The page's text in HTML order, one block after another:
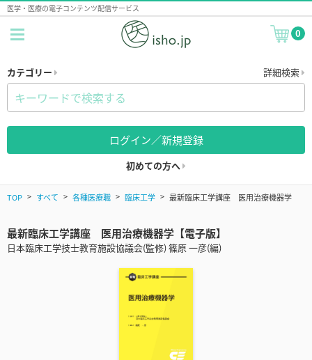
医学・医療の電子コンテンツ配信サービス
0
カテゴリー 詳細検索
ログイン／新規登録
初めての方へ
TOP すべて 各種医療職 臨床工学 最新臨床工学講座 医用治療機器学
最新臨床工学講座 医用治療機器学【電子版】
日本臨床工学技士教育施設協議会(監修) 篠原 一彦(編)